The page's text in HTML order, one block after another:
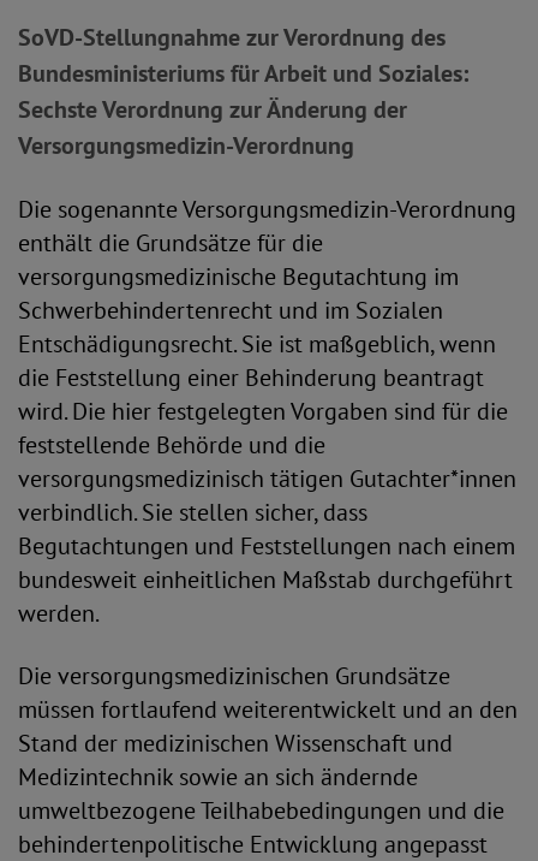
SoVD-Stellungnahme zur Verordnung des
Bundesministeriums für Arbeit und Soziales:
Sechste Verordnung zur Änderung der
Versorgungsmedizin-Verordnung
Die sogenannte Versorgungsmedizin-Verordnung
enthält die Grundsätze für die
versorgungsmedizinische Begutachtung im
Schwerbehindertenrecht und im Sozialen
Entschädigungsrecht. Sie ist maßgeblich, wenn
die Feststellung einer Behinderung beantragt
wird. Die hier festgelegten Vorgaben sind für die
feststellende Behörde und die
versorgungsmedizinisch tätigen Gutachter*innen
verbindlich. Sie stellen sicher, dass
Begutachtungen und Feststellungen nach einem
bundesweit einheitlichen Maßstab durchgeführt
werden.
Die versorgungsmedizinischen Grundsätze
müssen fortlaufend weiterentwickelt und an den
Stand der medizinischen Wissenschaft und
Medizintechnik sowie an sich ändernde
umweltbezogene Teilhabebedingungen und die
behindertenpolitische Entwicklung angepasst